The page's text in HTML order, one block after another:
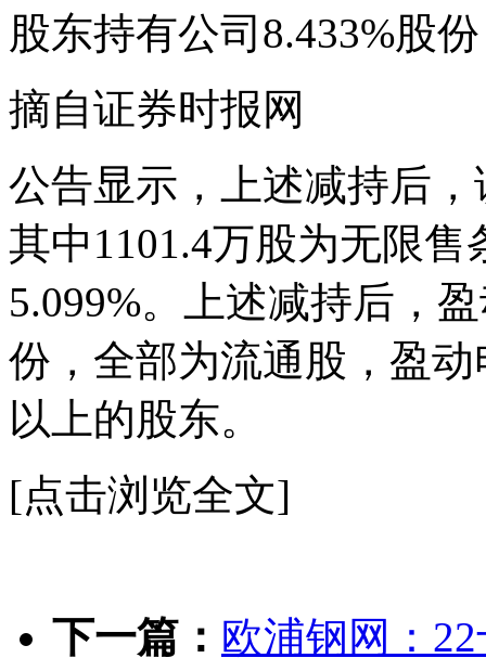
股东持有公司8.433%股
摘自证券时报网
公告显示，上述减持后
其中1101.4万股为无限
5.099%。上述减持后，
份，全部为流通股，盈
以上的股东。
[点击浏览全文]
下一篇： 欧浦钢网：